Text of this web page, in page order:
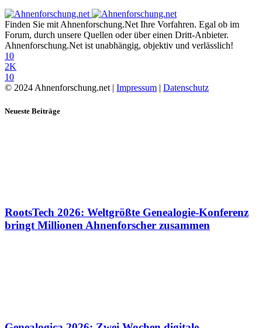
Finden Sie mit Ahnenforschung.Net Ihre Vorfahren. Egal ob im
Forum, durch unsere Quellen oder über einen Dritt-Anbieter.
Ahnenforschung.Net ist unabhängig, objektiv und verlässlich!
10
2K
10
© 2024 Ahnenforschung.net | Impressum | Datenschutz
Neueste Beiträge
RootsTech 2026: Weltgrößte Genealogie-Konferenz
bringt Millionen Ahnenforscher zusammen